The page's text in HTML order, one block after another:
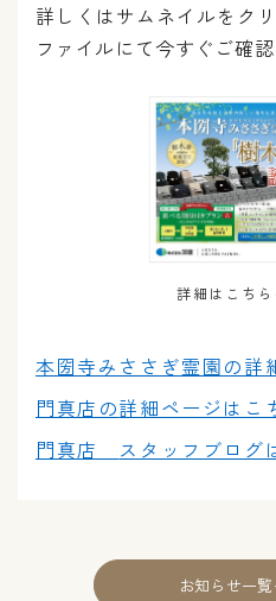
詳しくはサムネイルをク
ファイルにて今すぐご確認
詳細はこちら
本圀寺みささぎ霊園の詳
門真店の詳細ページはこ
門真店 スタッフブロ
お知らせ一